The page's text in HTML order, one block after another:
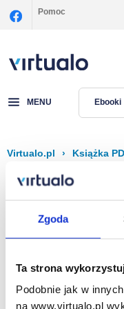
Zgoda
Ta strona
Podobnie jak w
na www.virtualo.pl
Pomoc
MENU Ebooki
Virtualo.pl › Książka
Filtruj